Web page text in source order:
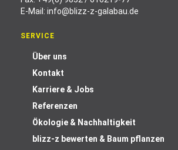
E-Mail: info@blizz-z-galabau.de
SERVICE
Über uns
Kontakt
Karriere & Jobs
Referenzen
Ökologie & Nachhaltigkeit
blizz-z bewerten & Baum pflanzen